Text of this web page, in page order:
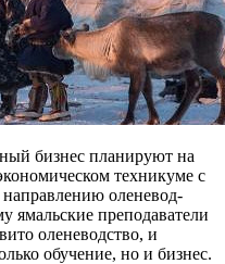
бизнес планируют на
техникуме с
оленевод-
ямальские преподаватели
оленеводство, и
обучение, но и бизнес.